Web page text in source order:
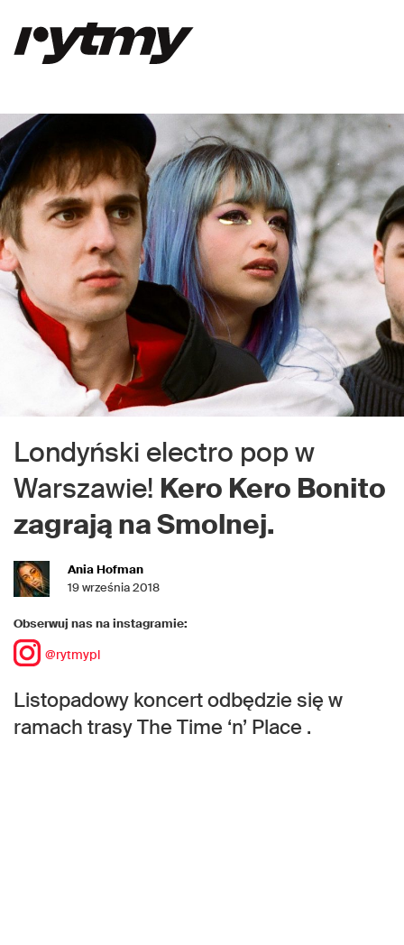
Londyński electro pop w
Warszawie! Kero Kero Bonito
zagrają na Smolnej.
Ania Hofman
19 września 2018
Obserwuj nas na instagramie:
@rytmypl
Listopadowy koncert odbędzie się w
ramach trasy The Time ‘n’ Place .